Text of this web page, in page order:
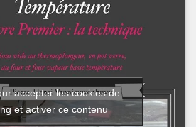
accepter les cookies de
et activer ce contenu